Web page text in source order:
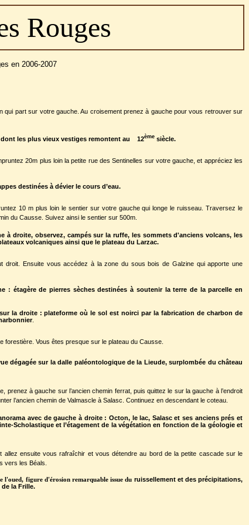
Rouges
en 2006-2007
qui part sur votre gauche. Au croisement prenez à gauche pour vous retrouver sur
les plus vieux vestiges remontent au 12ème siècle.
20m plus loin la petite rue des Sentinelles sur votre gauche, et appréciez les
destinées à dévier le cours d’eau.
10 m plus loin le sentier sur votre gauche qui longe le ruisseau. Traversez le
du Causse. Suivez ainsi le sentier sur 500m.
à droite, observez, campés sur la ruffe, les sommets d'anciens volcans, les
volcaniques ainsi que le plateau du Larzac.
droit. Ensuite vous accédez à la zone du sous bois de Galzine qui apporte une
: étagère de pierres sèches destinées à soutenir la terre de la parcelle en
la droite : plateforme où le sol est noirci par la fabrication de charbon de
.
forestière. Vous êtes presque sur le plateau du Causse.
dégagée sur la dalle paléontologique de la Lieude, surplombée du château
prenez à gauche sur l’ancien chemin ferrat, puis quittez le sur la gauche à l’endroit
l’ancien chemin de Valmascle à Salasc. Continuez en descendant le coteau.
avec de gauche à droite : Octon, le lac, Salasc et ses anciens prés et
Scholastique et l’étagement de la végétation en fonction de la géologie et
ensuite vous rafraîchir et vous détendre au bord de la petite cascade sur le
vers les Béals.
l'oued, figure d'érosion remarquable issue du ruissellement et des précipitations,
la Frille.